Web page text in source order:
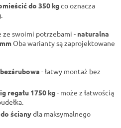
do 350 kgco oznacza
ze swoimi potrzebami - naturalna
Oba warianty są zaprojektowane
- łatwy montaż bez
regału 1750 kg- może z łatwością
ścianydla maksymalnego